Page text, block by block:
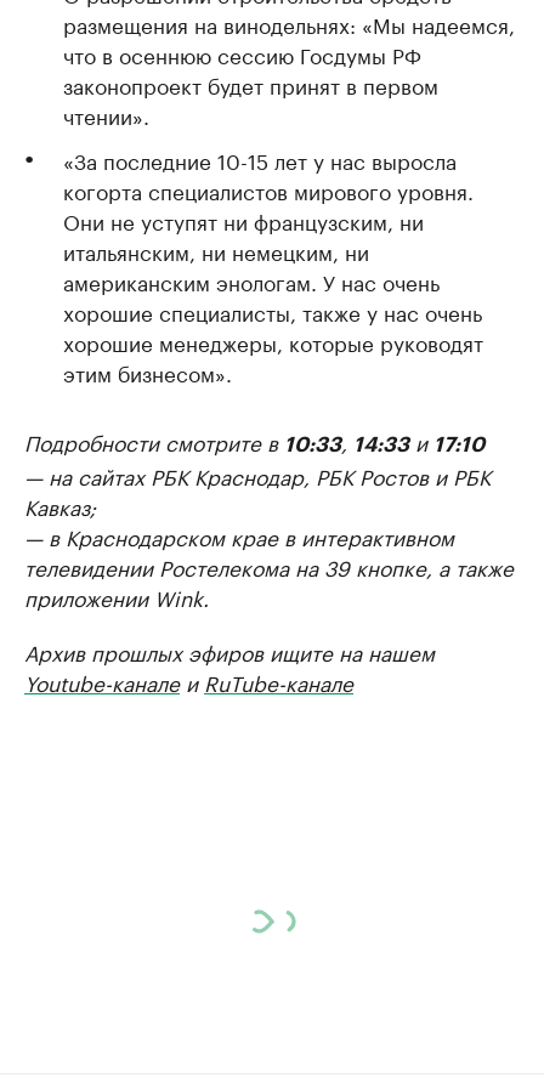
размещения на винодельнях: «Мы надеемся,
что в осеннюю сессию Госдумы РФ
законопроект будет принят в первом
чтении».
«За последние 10-15 лет у нас выросла
когорта специалистов мирового уровня.
Они не уступят ни французским, ни
итальянским, ни немецким, ни
американским энологам. У нас очень
хорошие специалисты, также у нас очень
хорошие менеджеры, которые руководят
этим бизнесом».
Подробности смотрите в 10:33, 14:33и 17:10
— на сайтах РБК Краснодар, РБК Ростов и РБК
Кавказ;
— в Краснодарском крае в интерактивном
телевидении Ростелекома на 39 кнопке, а также
приложении Wink.
Архив прошлых эфиров ищите на нашем
Youtube-каналеи RuTube-канале